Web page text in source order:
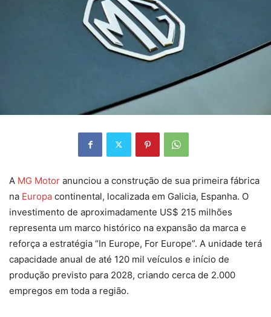
A MG Motor anunciou a construção de sua primeira fábrica
na Europa continental, localizada em Galicia, Espanha. O
investimento de aproximadamente US$ 215 milhões
representa um marco histórico na expansão da marca e
reforça a estratégia “In Europe, For Europe”. A unidade terá
capacidade anual de até 120 mil veículos e início de
produção previsto para 2028, criando cerca de 2.000
empregos em toda a região.